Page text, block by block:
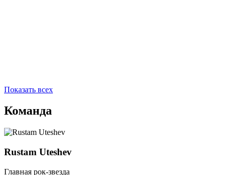
Показать всех
Команда
Rustam Uteshev
Главная рок-звезда